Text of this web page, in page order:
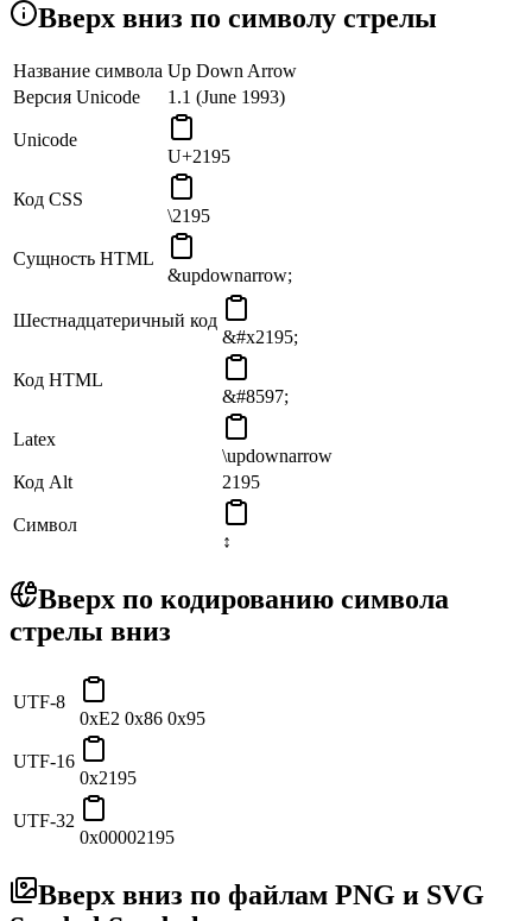
Вверх вниз по символу стрелы
Название символа Up Down Arrow
Версия Unicode
1.1 (June 1993)
Unicode
U+2195
Код CSS
\2195
Сущность HTML
&updownarrow;
Шестнадцатеричный код
&#x2195;
Код HTML
&#8597;
Latex
\updownarrow
Код Alt
2195
Символ
↕
Вверх по кодированию символа
стрелы вниз
UTF-8
0xE2 0x86 0x95
UTF-16
0x2195
UTF-32
0x00002195
Вверх вниз по файлам PNG и SVG